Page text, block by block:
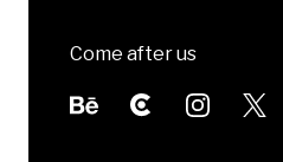
Come after us